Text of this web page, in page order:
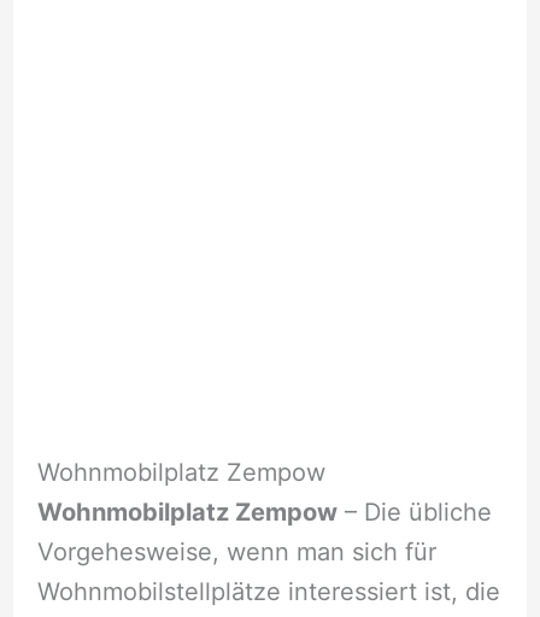
Wohnmobilplatz Zempow
Wohnmobilplatz Zempow– Die übliche
Vorgehesweise, wenn man sich für
Wohnmobilstellplätze interessiert ist, die